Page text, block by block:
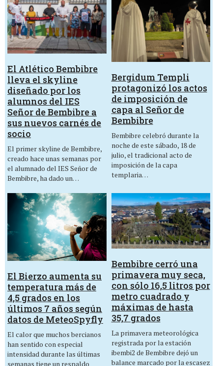
El Atlético Bembibre
lleva el skyline
diseñado por los
alumnos del IES
Señor de Bembibre a
sus nuevos carnés de
socio
El primer skyline de Bembibre,
creado hace unas semanas por
el alumnado del IES Señor de
Bembibre, ha dado un…
Bergidum Templi
protagonizó los actos
de imposición de
capa al Señor de
Bembibre
Bembibre celebró durante la
noche de este sábado, 18 de
julio, el tradicional acto de
imposición de la capa
templaria…
El Bierzo aumenta su
temperatura más de
4,5 grados en los
últimos 7 años según
datos de MeteoSpyfly
El calor que muchos bercianos
han sentido con especial
intensidad durante las últimas
semanas tiene un respaldo
Bembibre cerró una
primavera muy seca,
con sólo 16,5 litros por
metro cuadrado y
máximas de hasta
35,7 grados
La primavera meteorológica
registrada por la estación
ibembi2 de Bembibre dejó un
balance marcado por la escasez